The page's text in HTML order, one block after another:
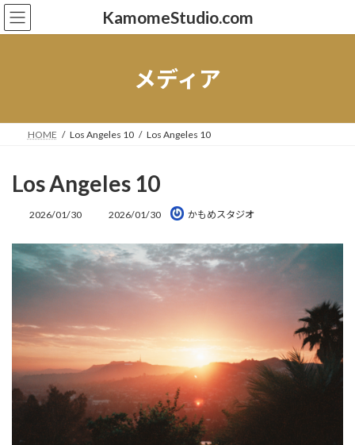
コ
ン
ナ
ビ
KamomeStudio.com
メディア
HOME Los Angeles 10 Los Angeles 10
Los Angeles 10
2026/01/30
最
新
日
2026/01/30 かもめスタジオ